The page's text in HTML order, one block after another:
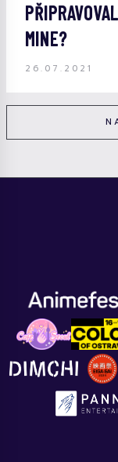
MINE?
26.07.2021